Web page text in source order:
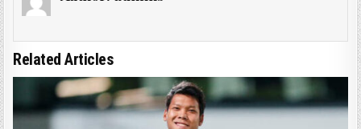
Related Articles